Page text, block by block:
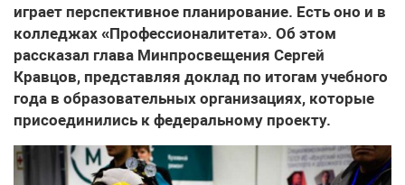
играет перспективное планирование. Есть оно и в
колледжах «Профессионалитета». Об этом
рассказал глава Минпросвещения Сергей
Кравцов, представляя доклад по итогам учебного
года в образовательных организациях, которые
присоединились к федеральному проекту.